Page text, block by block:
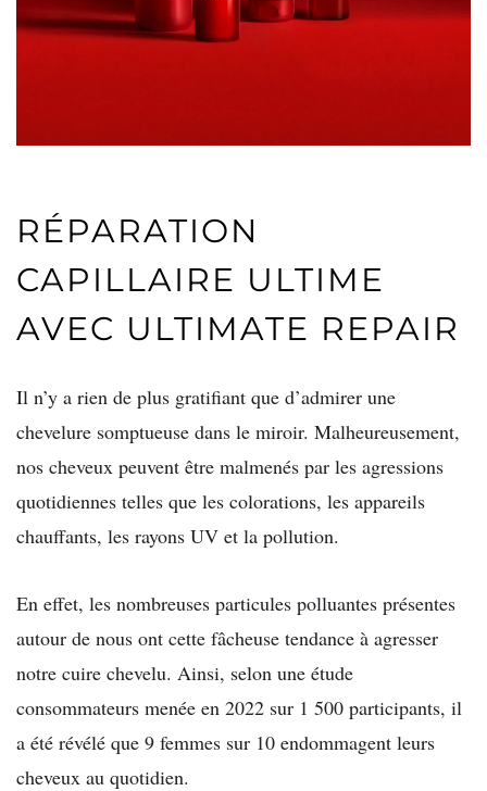
RÉPARATION
CAPILLAIRE ULTIME
AVEC ULTIMATE REPAIR
Il n’y a rien de plus gratifiant que d’admirer une
chevelure somptueuse dans le miroir. Malheureusement,
nos cheveux peuvent être malmenés par les agressions
quotidiennes telles que les colorations, les appareils
chauffants, les rayons UV et la pollution.
En effet, les nombreuses particules polluantes présentes
autour de nous ont cette fâcheuse tendance à agresser
notre cuire chevelu. Ainsi, selon une étude
consommateurs menée en 2022 sur 1 500 participants, il
a été révélé que 9 femmes sur 10 endommagent leurs
cheveux au quotidien.